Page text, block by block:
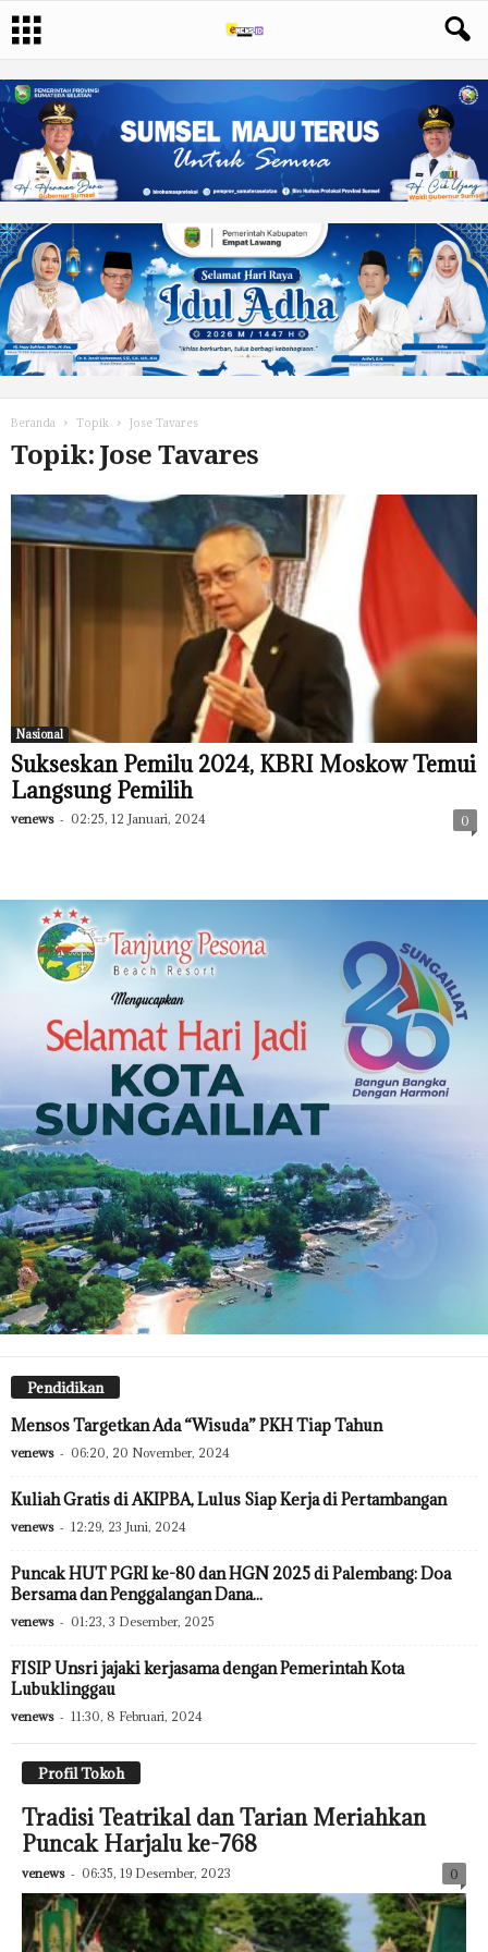
Beranda Topik Jose Tavares
Topik: Jose Tavares
Nasional
Sukseskan Pemilu 2024, KBRI Moskow Temui
Langsung Pemilih
venews - 02:25, 12 Januari, 2024 0
Pendidikan
Mensos Targetkan Ada “Wisuda” PKH Tiap Tahun
venews - 06:20, 20 November, 2024
Kuliah Gratis di AKIPBA, Lulus Siap Kerja di Pertambangan
venews - 12:29, 23 Juni, 2024
Puncak HUT PGRI ke-80 dan HGN 2025 di Palembang: Doa
Bersama dan Penggalangan Dana...
venews - 01:23, 3 Desember, 2025
FISIP Unsri jajaki kerjasama dengan Pemerintah Kota
Lubuklinggau
venews - 11:30, 8 Februari, 2024
Profil Tokoh
Tradisi Teatrikal dan Tarian Meriahkan
Puncak Harjalu ke-768
venews - 06:35, 19 Desember, 2023 0